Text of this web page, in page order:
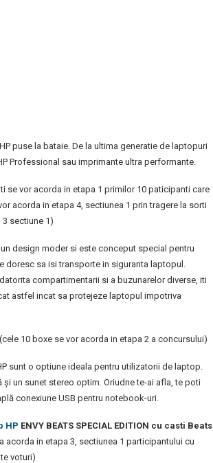
puse la bataie. De la ultima generatie de laptopuri
Professional sau imprimante ultra performante.
se vor acorda in etapa 1 primilor 10 paticipanti care
acorda in etapa 4, sectiunea 1 prin tragere la sorti
sectiune 1)
design moder si este conceput special pentru
sa isi transporte in siguranta laptopul.
compartimentarii si a buzunarelor diverse, iti
astfel incat sa protejeze laptopul impotriva
(cele 10 boxe se vor acorda in etapa 2 a concursului)
sunt o optiune ideala pentru utilizatorii de laptop.
un sunet stereo optim. Oriudne te-ai afla, te poti
conexiune USB pentru notebook-uri.
HP ENVY BEATS SPECIAL EDITION cu casti Beats
acorda in etapa 3, sectiunea 1 participantului cu
voturi)